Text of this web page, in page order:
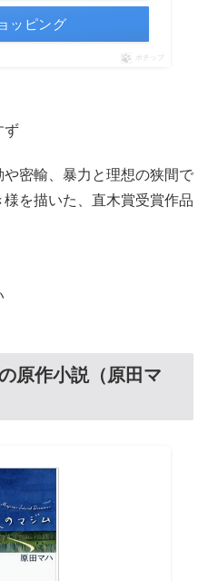
ッピング
ポチップ
ず
密輸、暴力と理想の狭間で
を描いた、直木賞受賞作品
原作小説（原田マ